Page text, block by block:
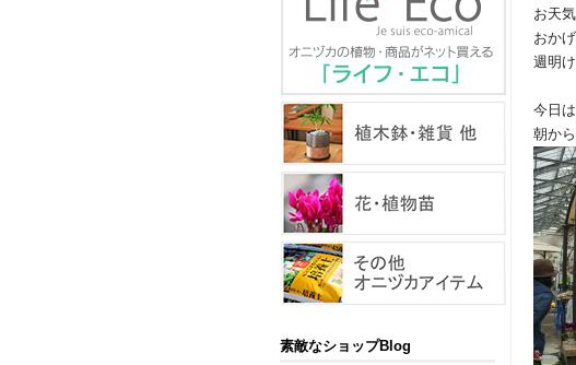
お天
おか
週明
今日
朝か
素敵なショップBlog